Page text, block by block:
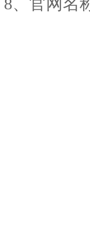
8、官网名